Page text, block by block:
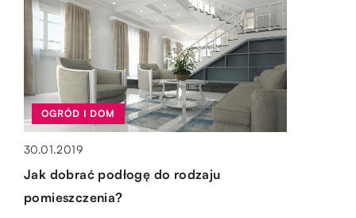
15.10.2019
OGRÓD I DOM
30.01.2019
Jak dobrać podłogę do rodzaju
pomieszczenia?
TECHNOLOGIE & IT
17.12.2022
Sala konferencyjna – dlaczego warto z